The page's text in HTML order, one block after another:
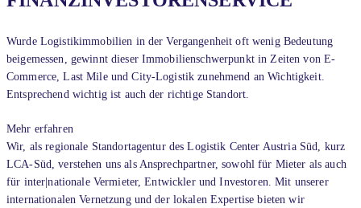
Wurde Logistikimmobilien in der Vergangenheit oft wenig Bedeutung
beigemessen, gewinnt dieser Immobilienschwerpunkt in Zeiten von E-
Commerce, Last Mile und City-Logistik zunehmend an Wichtigkeit.
Entsprechend wichtig ist auch der richtige Standort.
Mehr erfahren
Wir, als regionale Standortagentur des Logistik Center Austria Süd, kurz
LCA-Süd, verstehen uns als Ansprechpartner, sowohl für Mieter als auch
für inter|nationale Vermieter, Entwickler und Investoren. Mit unserer
internationalen Vernetzung und der lokalen Expertise bieten wir